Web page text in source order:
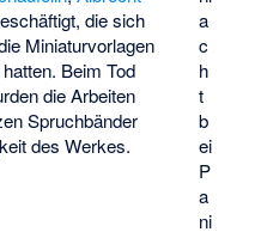
a
c
h
t
b
ei
P
a
ni
die sich
Miniaturvorlagen
Beim Tod
die Arbeiten
Spruchbänder
des Werkes.